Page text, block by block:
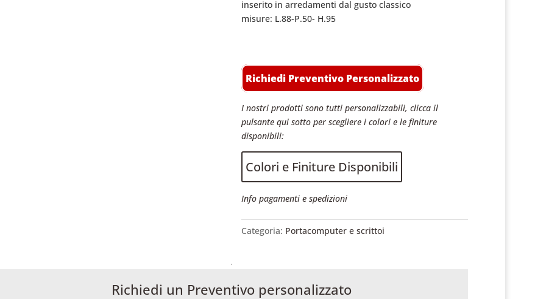
inserito in arredamenti dal gusto classico
misure: L.88-P.50- H.95
Richiedi Preventivo Personalizzato
I nostri prodotti sono tutti personalizzabili, clicca il
pulsante qui sotto per scegliere i colori e le finiture
disponibili:
Colori e Finiture Disponibili
Info pagamenti e spedizioni
Categoria: Portacomputer e scrittoi
Richiedi un Preventivo personalizzato